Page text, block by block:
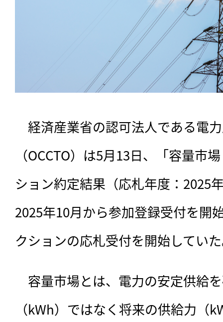
経済産業省の認可法人である電
（OCCTO）は5月13日、「容量市
ション約定結果（応札年度：2025
2025年10月から参加登録受付を開
クションの応札受付を開始してい
容量市場とは、電力の安定供給
（kWh）ではなく将来の供給力（